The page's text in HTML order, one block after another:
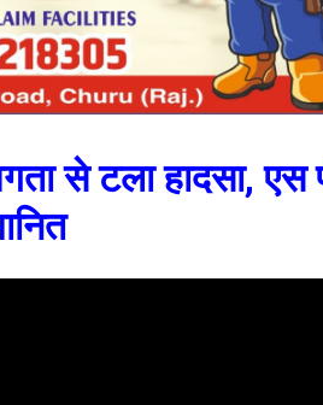
से टला हादसा, एस